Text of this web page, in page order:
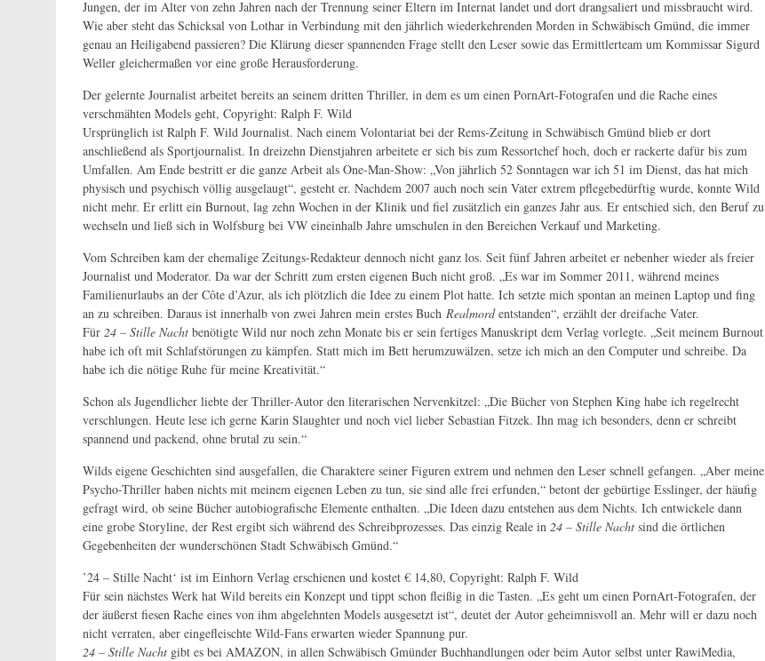
Jungen, der im Alter von zehn Jahren nach der Trennung seiner Eltern im Internat landet und dort drangsaliert und missbraucht wird.
Wie aber steht das Schicksal von Lothar in Verbindung mit den jährlich wiederkehrenden Morden in Schwäbisch Gmünd, die immer
genau an Heiligabend passieren? Die Klärung dieser spannenden Frage stellt den Leser sowie das Ermittlerteam um Kommissar Sigurd
Weller gleichermaßen vor eine große Herausforderung.
Der gelernte Journalist arbeitet bereits an seinem dritten Thriller, in dem es um einen PornArt-Fotografen und die Rache eines
verschmähten Models geht, Copyright: Ralph F. Wild
Ursprünglich ist Ralph F. Wild Journalist. Nach einem Volontariat bei der Rems-Zeitung in Schwäbisch Gmünd blieb er dort
anschließend als Sportjournalist. In dreizehn Dienstjahren arbeitete er sich bis zum Ressortchef hoch, doch er rackerte dafür bis zum
Umfallen. Am Ende bestritt er die ganze Arbeit als One-Man-Show: „Von jährlich 52 Sonntagen war ich 51 im Dienst, das hat mich
physisch und psychisch völlig ausgelaugt“, gesteht er. Nachdem 2007 auch noch sein Vater extrem pflegebedürftig wurde, konnte Wild
nicht mehr. Er erlitt ein Burnout, lag zehn Wochen in der Klinik und fiel zusätzlich ein ganzes Jahr aus. Er entschied sich, den Beruf zu
wechseln und ließ sich in Wolfsburg bei VW eineinhalb Jahre umschulen in den Bereichen Verkauf und Marketing.
Vom Schreiben kam der ehemalige Zeitungs-Redakteur dennoch nicht ganz los. Seit fünf Jahren arbeitet er nebenher wieder als freier
Journalist und Moderator. Da war der Schritt zum ersten eigenen Buch nicht groß. „Es war im Sommer 2011, während meines
Familienurlaubs an der Côte d’Azur, als ich plötzlich die Idee zu einem Plot hatte. Ich setzte mich spontan an meinen Laptop und fing
an zu schreiben. Daraus ist innerhalb von zwei Jahren mein erstes Buch Realmordentstanden“, erzählt der dreifache Vater.
Für 24 – Stille Nacht benötigte Wild nur noch zehn Monate bis er sein fertiges Manuskript dem Verlag vorlegte. „Seit meinem Burnout
habe ich oft mit Schlafstörungen zu kämpfen. Statt mich im Bett herumzuwälzen, setze ich mich an den Computer und schreibe. Da
habe ich die nötige Ruhe für meine Kreativität.“
Schon als Jugendlicher liebte der Thriller-Autor den literarischen Nervenkitzel: „Die Bücher von Stephen King habe ich regelrecht
verschlungen. Heute lese ich gerne Karin Slaughter und noch viel lieber Sebastian Fitzek. Ihn mag ich besonders, denn er schreibt
spannend und packend, ohne brutal zu sein.“
Wilds eigene Geschichten sind ausgefallen, die Charaktere seiner Figuren extrem und nehmen den Leser schnell gefangen. „Aber meine
Psycho-Thriller haben nichts mit meinem eigenen Leben zu tun, sie sind alle frei erfunden,“ betont der gebürtige Esslinger, der häufig
gefragt wird, ob seine Bücher autobiografische Elemente enthalten. „Die Ideen dazu entstehen aus dem Nichts. Ich entwickele dann
eine grobe Storyline, der Rest ergibt sich während des Schreibprozesses. Das einzig Reale in 24 – Stille Nacht sind die örtlichen
Gegebenheiten der wunderschönen Stadt Schwäbisch Gmünd.“
’24 – Stille Nacht‘ ist im Einhorn Verlag erschienen und kostet € 14,80, Copyright: Ralph F. Wild
Für sein nächstes Werk hat Wild bereits ein Konzept und tippt schon fleißig in die Tasten. „Es geht um einen PornArt-Fotografen, der
der äußerst fiesen Rache eines von ihm abgelehnten Models ausgesetzt ist“, deutet der Autor geheimnisvoll an. Mehr will er dazu noch
nicht verraten, aber eingefleischte Wild-Fans erwarten wieder Spannung pur.
24 – Stille Nacht gibt es bei AMAZON, in allen Schwäbisch Gmünder Buchhandlungen oder beim Autor selbst unter RawiMedia,